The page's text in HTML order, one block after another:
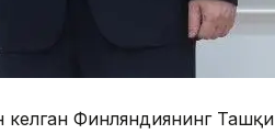
Финляндиянинг Ташқи